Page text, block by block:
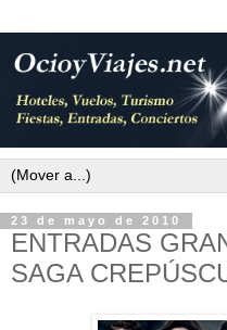
23 de mayo de 2010
ENTRADAS
SAGA